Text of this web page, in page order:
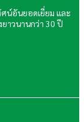
น์อันยอดเยี่ยม และ
าวนานกว่า 30 ปี